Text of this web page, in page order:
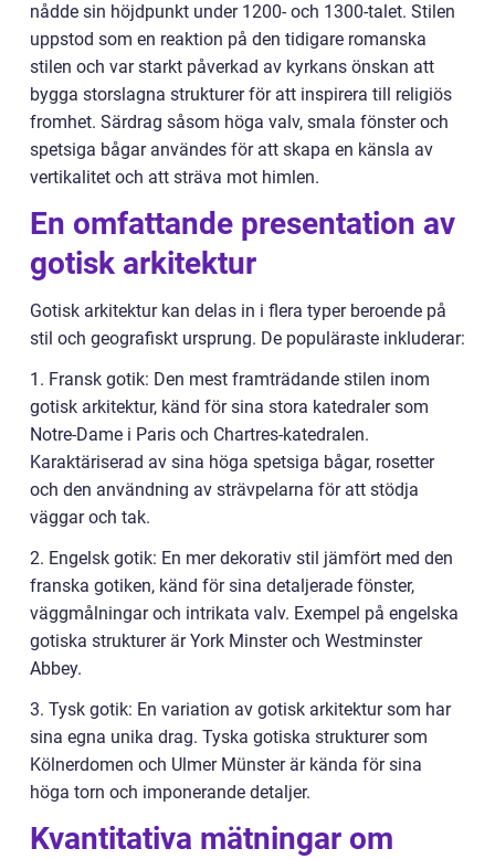
nådde sin höjdpunkt under 1200- och 1300-talet. Stilen
uppstod som en reaktion på den tidigare romanska
stilen och var starkt påverkad av kyrkans önskan att
bygga storslagna strukturer för att inspirera till religiös
fromhet. Särdrag såsom höga valv, smala fönster och
spetsiga bågar användes för att skapa en känsla av
vertikalitet och att sträva mot himlen.
En omfattande presentation av
gotisk arkitektur
Gotisk arkitektur kan delas in i flera typer beroende på
stil och geografiskt ursprung. De populäraste inkluderar:
1. Fransk gotik: Den mest framträdande stilen inom
gotisk arkitektur, känd för sina stora katedraler som
Notre-Dame i Paris och Chartres-katedralen.
Karaktäriserad av sina höga spetsiga bågar, rosetter
och den användning av strävpelarna för att stödja
väggar och tak.
2. Engelsk gotik: En mer dekorativ stil jämfört med den
franska gotiken, känd för sina detaljerade fönster,
väggmålningar och intrikata valv. Exempel på engelska
gotiska strukturer är York Minster och Westminster
Abbey.
3. Tysk gotik: En variation av gotisk arkitektur som har
sina egna unika drag. Tyska gotiska strukturer som
Kölnerdomen och Ulmer Münster är kända för sina
höga torn och imponerande detaljer.
Kvantitativa mätningar om